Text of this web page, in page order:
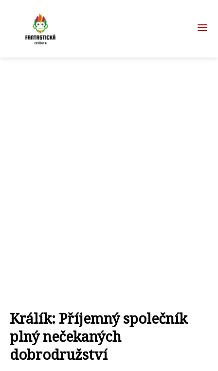
Králík: Příjemný společník
plný nečekaných
dobrodružství